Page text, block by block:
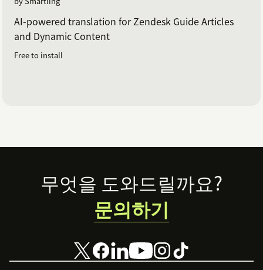
AI-powered translation for Zendesk Guide Articles
and Dynamic Content
Free to install
Footer무엇을 도와드릴까요?
문의하기